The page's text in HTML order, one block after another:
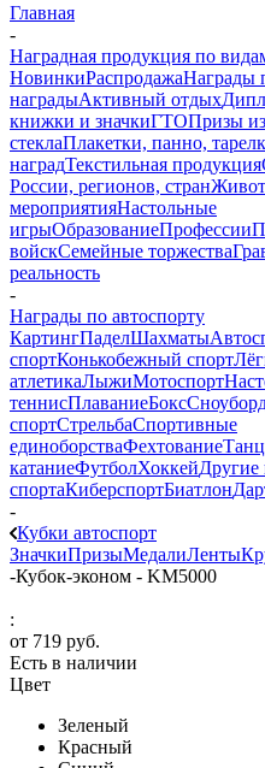
Главная
-
Наградная продукция по
НовинкиРаспродажаНаграды
наградыАктивный отдых
книжки и значкиГТОПризы
стеклаПлакетки, панно,
наградТекстильная продукция
России, регионов, стран
мероприятияНастольные
игрыОбразованиеПрофессии
войскСемейные торжества
реальность
-
Награды по автоспорту
КартингПаделШахматы
спортКонькобежный спорт
атлетикаЛыжиМотоспорт
теннисПлаваниеБокс
спортСтрельбаСпортивные
единоборстваФехтование
катаниеФутболХоккей
спортаКиберспортБиатлон
-
Кубки автоспорт
ЗначкиПризыМедалиЛенты
-Кубок-эконом - KM5000
:
от 719 руб.
Есть в наличии
Цвет
Зеленый
Красный